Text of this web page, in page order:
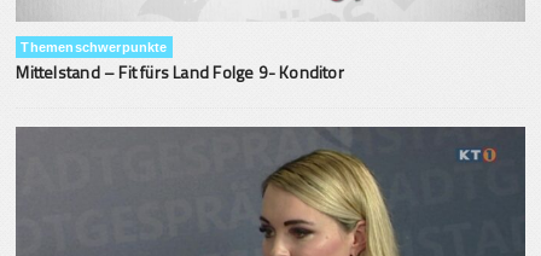
Themenschwerpunkte
Mittelstand – Fit fürs Land Folge 9- Konditor